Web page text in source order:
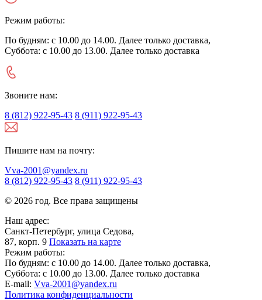
Режим работы:
По будням: с 10.00 до 14.00. Далее только доставка,
Суббота: с 10.00 до 13.00. Далее только доставка
Звоните нам:
8 (812) 922-95-43 8 (911) 922-95-43
Пишите нам на почту:
Vva-2001@yandex.ru
8 (812) 922-95-43 8 (911) 922-95-43
© 2026 год. Все права защищены
Наш адрес:
Санкт-Петербург, улица Седова,
87, корп. 9 Показать на карте
Режим работы:
По будням: с 10.00 до 14.00. Далее только доставка,
Суббота: с 10.00 до 13.00. Далее только доставка
E-mail: Vva-2001@yandex.ru
Политика конфиденциальности